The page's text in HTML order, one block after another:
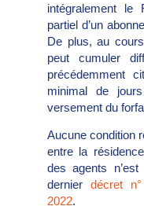
intégralement le
partiel d’un
De plus, au
peut cumuler
précédemment
minimal de
versement du
Aucune condition
entre la
des agents
dernierdécret
2022.